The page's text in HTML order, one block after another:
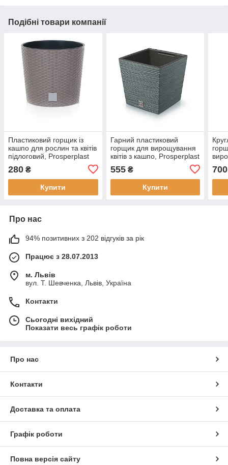
Подібні товари компанії
Пластиковий горщик із
кашпо для рослин та квітів
підлоговий, Prosperplast
280 ₴
Купити
Гарний пластиковий
горщик для вирощування
квітів з кашпо, Prosperplast
Furu Square Low, 7,5/10 л,
синій
555₴
Купити
700
Про нас
94% позитивних з 202 відгуків за рік
Працює з 28.07.2013
м. Львів
вул. Т. Шевченка, Львів, Україна
Контакти
Сьогодні вихідний
Показати весь графік роботи
Про нас
Контакти
Доставка та оплата
Графік роботи
Повна версія сайту